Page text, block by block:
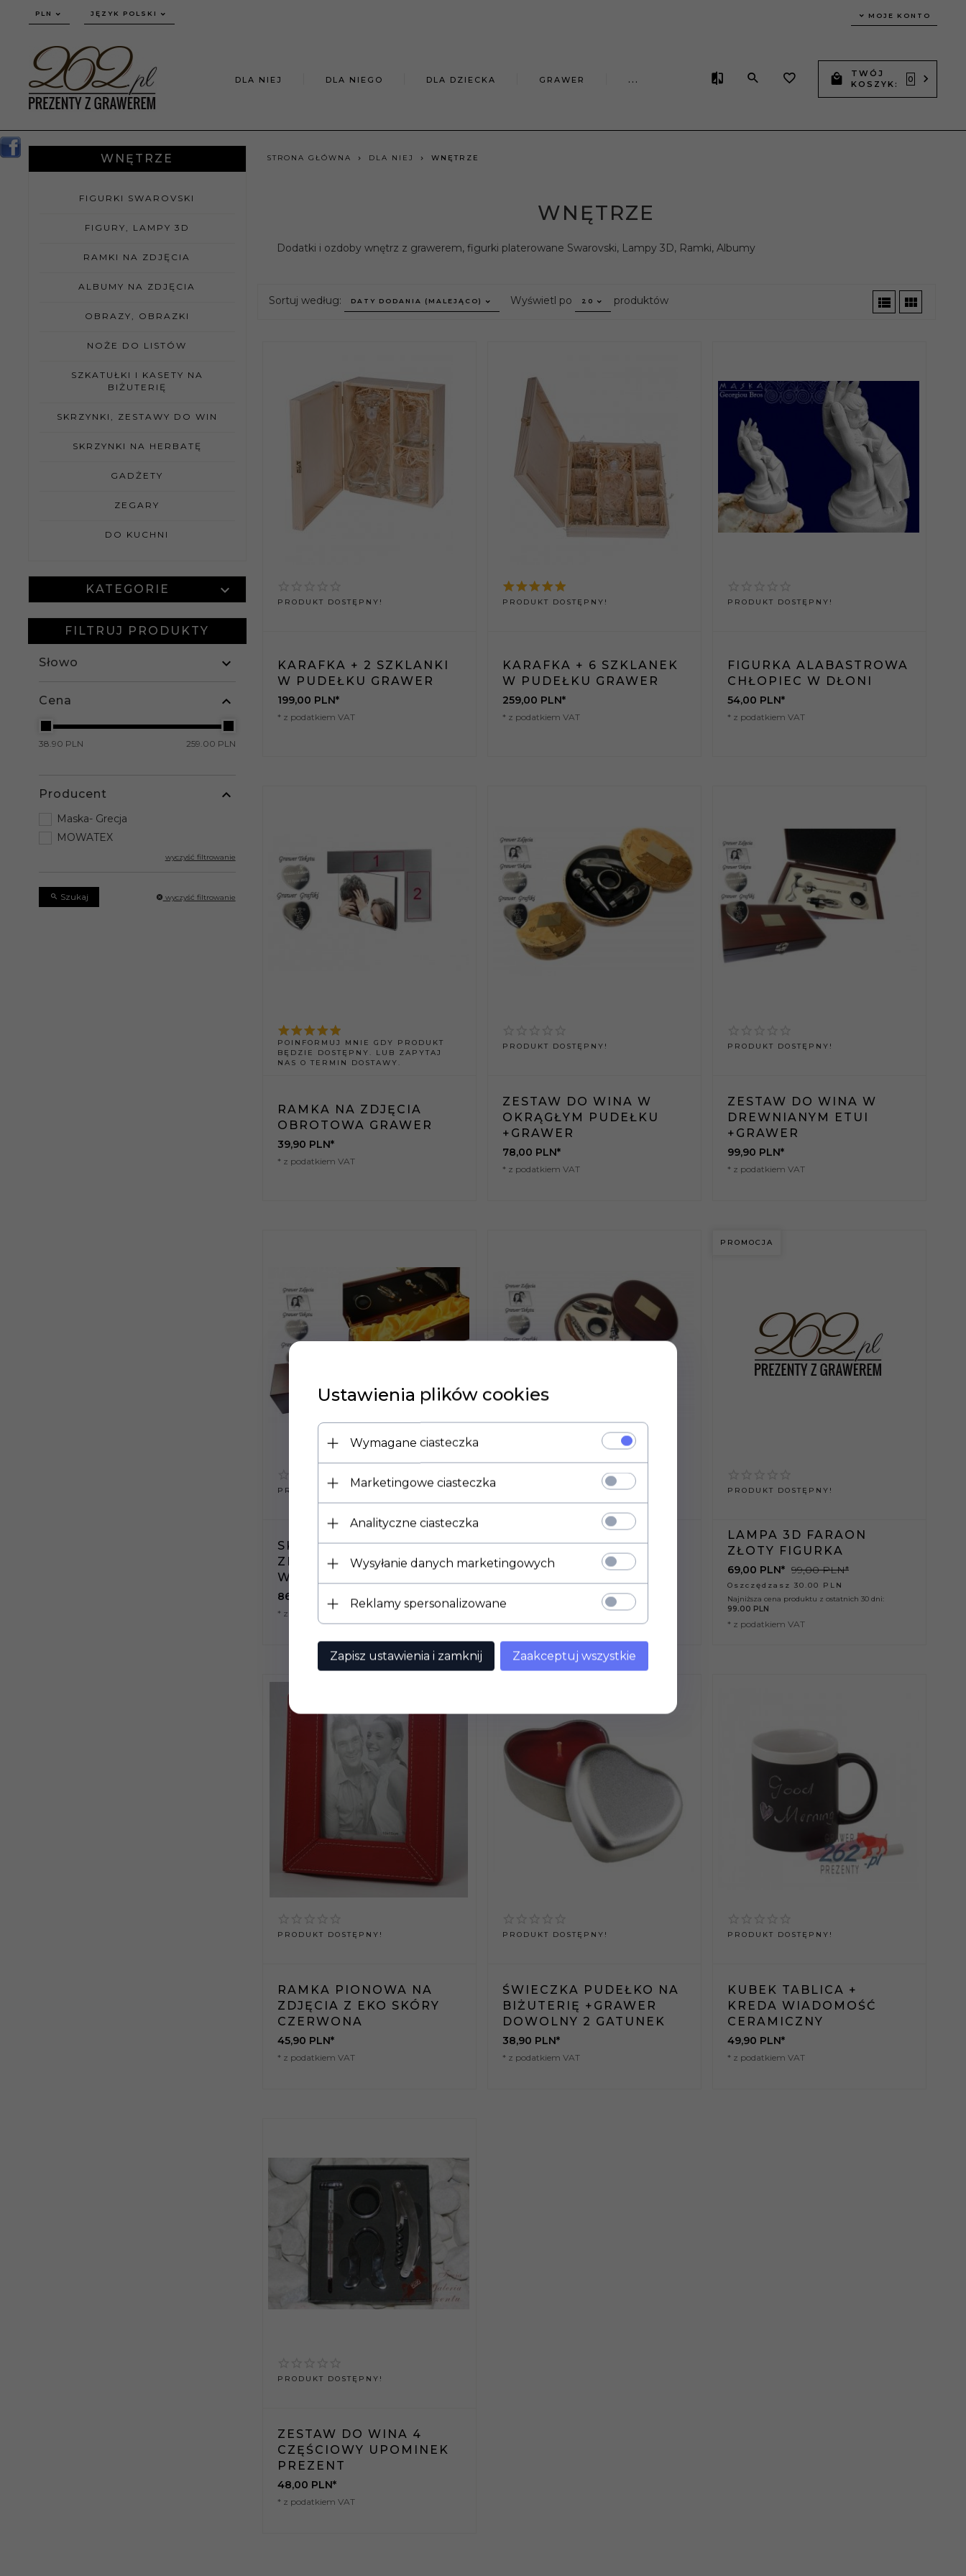
currency_h
PLN JĘZYK POLSKI MOJE KONTO
DLA NIEJ DLA NIEGO DLA DZIECKA GRAWER ...
TWÓJ
KOSZYK:
0
WNĘTRZE
FIGURKI SWAROVSKI
FIGURY, LAMPY 3D
RAMKI NA ZDJĘCIA
ALBUMY NA ZDJĘCIA
OBRAZY, OBRAZKI
NOŻE DO LISTÓW
SZKATUŁKI I KASETY NA
BIŻUTERIĘ
SKRZYNKI, ZESTAWY DO WIN
SKRZYNKI NA HERBATĘ
GADŻETY
ZEGARY
DO KUCHNI
KATEGORIE
FILTRUJ PRODUKTY
Słowo
Cena
38.90 PLN 259.00 PLN
Producent
Maska- Grecja
MOWATEX
wyczyść filtrowanie
Szukaj wyczyść filtrowanie
STRONA GŁÓWNA DLA NIEJ WNĘTRZE
WNĘTRZE
Dodatki i ozdoby wnętrz z grawerem, figurki platerowane Swarovski, Lampy 3D, Ramki, Albumy
Sortuj według: sort
DATY DODANIA (MALEJĄCO) Wyświetl po pop
20 produktów
PRODUKT DOSTĘPNY!
KARAFKA + 2 SZKLANKI
W PUDEŁKU GRAWER
199,00 PLN*
* z podatkiem VAT
PRODUKT DOSTĘPNY!
KARAFKA + 6 SZKLANEK
W PUDEŁKU GRAWER
259,00 PLN*
* z podatkiem VAT
PRODUKT DOSTĘPNY!
FIGURKA ALABASTROWA
CHŁOPIEC W DŁONI
54,00 PLN*
* z podatkiem VAT
POINFORMUJ MNIE GDY PRODUKT
BĘDZIE DOSTĘPNY. LUB ZAPYTAJ
NAS O TERMIN DOSTAWY.
RAMKA NA ZDJĘCIA
OBROTOWA GRAWER
39,90 PLN*
* z podatkiem VAT
PRODUKT DOSTĘPNY!
ZESTAW DO WINA W
OKRĄGŁYM PUDEŁKU
+GRAWER
78,00 PLN*
* z podatkiem VAT
PRODUKT DOSTĘPNY!
ZESTAW DO WINA W
DREWNIANYM ETUI
+GRAWER
99,90 PLN*
* z podatkiem VAT
PRODUKT DOSTĘPNY!
SKRZYNKA DREWNIANA
ZESTAW AKCESORIA DO
WINA +GRAWER
86, PLN*
* z podatkiem VAT
PRODUKT DOSTĘPNY!
DREWNIANYM
OKRĄGŁYM PUDEŁKU
+GRAWER
88,
* z podatkiem VAT
PROMOCJA
PRODUKT DOSTĘPNY!
LAMPA 3D FARAON
ZŁOTY FIGURKA
69,00 PLN* 99,00 PLN*
Oszczędzasz30.00
PLN
Najniższa cena produktu z ostatnich 30 dni:
99.00 PLN
* z podatkiem VAT
PRODUKT DOSTĘPNY!
RAMKA PIONOWA NA
ZDJĘCIA Z EKO SKÓRY
CZERWONA
45,90 PLN*
* z podatkiem VAT
PRODUKT DOSTĘPNY!
ŚWIECZKA PUDEŁKO NA
BIŻUTERIĘ +GRAWER
DOWOLNY 2 GATUNEK
38,90 PLN*
* z podatkiem VAT
PRODUKT DOSTĘPNY!
KUBEK TABLICA +
KREDA WIADOMOŚĆ
CERAMICZNY
49,90 PLN*
* z podatkiem VAT
PRODUKT DOSTĘPNY!
ZESTAW DO WINA 4
CZĘŚCIOWY UPOMINEK
PREZENT
48,00 PLN*
* z podatkiem VAT
Ustawienia plików cookies
Wymagane ciasteczka
Marketingowe ciasteczka
Analityczne ciasteczka
Wysyłanie danych marketingowych
Reklamy spersonalizowane
Zapisz ustawienia i zamknij Zaakceptuj wszystkie